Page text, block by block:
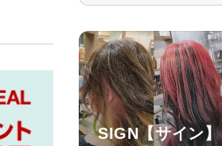
SIGN【サイン】